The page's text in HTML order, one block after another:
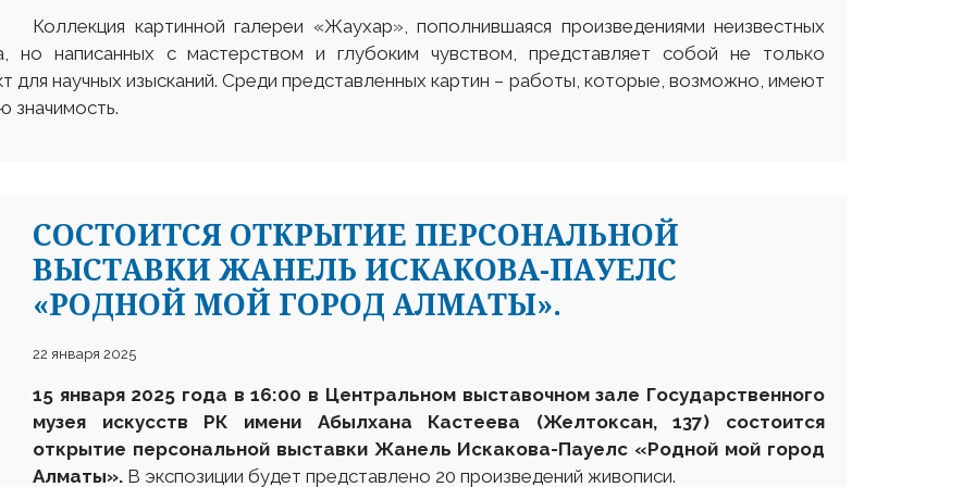
Коллекция картинной галереи «Жаухар», пополнившаяся произведениями неизвестных
но написанных с мастерством и глубоким чувством, представляет собой не только
для научных изысканий. Среди представленных картин – работы, которые, возможно, имеют
значимость.
СОСТОИТСЯ ОТКРЫТИЕ ПЕРСОНАЛЬНОЙ
ВЫСТАВКИ ЖАНЕЛЬ ИСКАКОВА-ПАУЕЛС
«РОДНОЙ МОЙ ГОРОД АЛМАТЫ».
22 января 2025
15 января 2025 года в 16:00 в Центральном выставочном зале Государственного
музея искусств РК имени Абылхана Кастеева (Желтоксан, 137) состоится
открытие персональной выставки Жанель Искакова-Пауелс «Родной мой город
Алматы». В экспозиции будет представлено 20 произведений живописи.